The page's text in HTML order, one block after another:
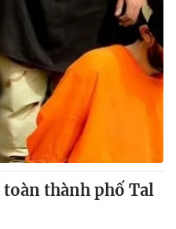
thành phố Tal